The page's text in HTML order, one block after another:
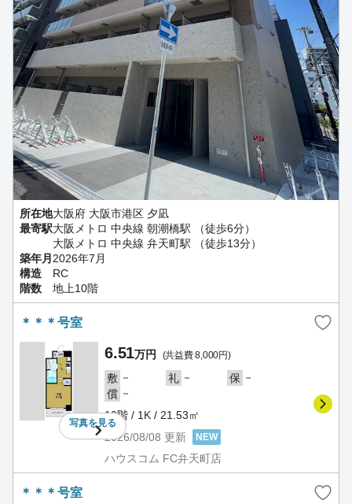
所在地大阪府 大阪市港区 夕凪
最寄駅大阪メトロ 中央線 朝潮橋駅 （徒歩6分）
大阪メトロ 中央線 弁天町駅 （徒歩13分）
築年月 2026年7月
構造
RC
階数
地上10階
＊＊＊号室
写真を見る
6.51万円 (共益費 8,000円)
敷 － 礼 － 保 －
償 －
10階 / 1K / 21.53㎡
2026/08/08 更新 NEW
ハウスコム FC弁天町店
＊＊＊号室